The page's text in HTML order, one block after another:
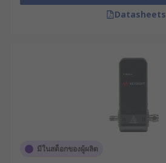
Datasheets
มีในสต็อกของผู้ผลิต